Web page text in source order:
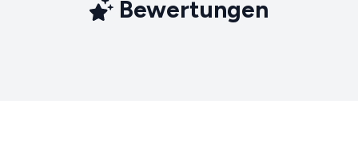
Bewertungen